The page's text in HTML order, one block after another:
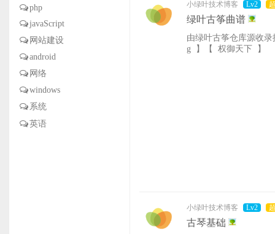
php
javaScript
网站建设
android
网络
windows
系统
英语
小绿叶技术博客 Lv2
绿叶古筝曲谱
由绿叶古筝仓库源收
g 】【 权御天下 】
小绿叶技术博客 Lv2
古琴基础